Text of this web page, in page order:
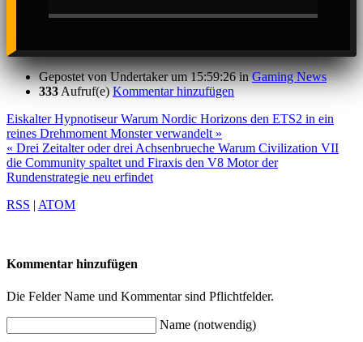
Gepostet vonUndertakerum 15:59:26inGaming News
333Aufruf(e)Kommentar hinzufügen
Eiskalter Hypnotiseur Warum Nordic Horizons den ETS2 in ein
reines Drehmoment Monster verwandelt »
« Drei Zeitalter oder drei Achsenbrueche Warum Civilization VII
die Community spaltet und Firaxis den V8 Motor der
Rundenstrategie neu erfindet
RSS | ATOM
Kommentar hinzufügen
Die Felder Name und Kommentar sind Pflichtfelder.
Name (notwendig)